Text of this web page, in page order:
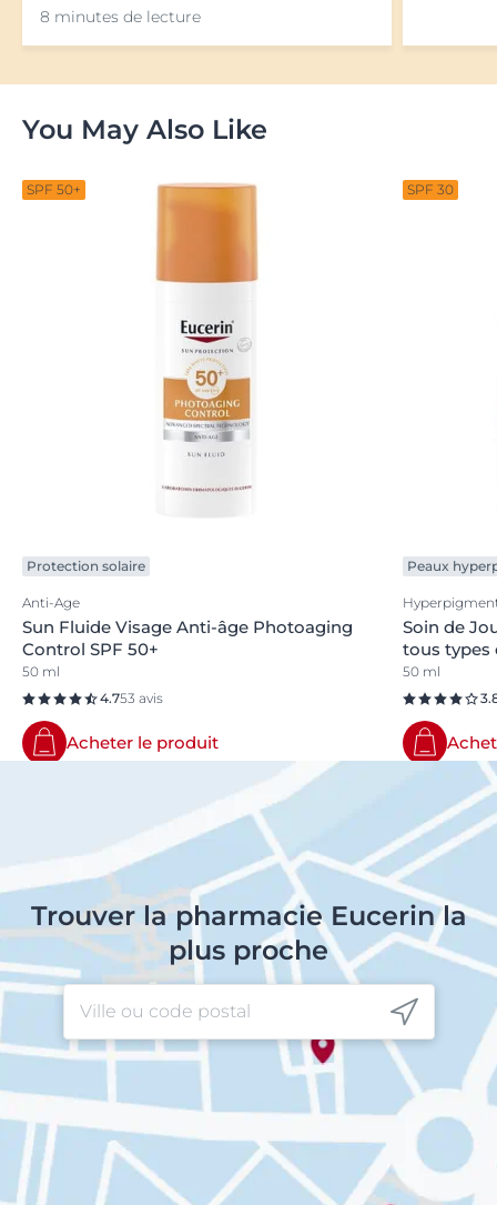
8 minutes de lecture
You May Also Like
SPF 50+
Protection solaire
Anti-Age
Sun Fluide Visage Anti-âge Photoaging
Control SPF 50+
50 ml
4.753 avis
Acheter le produit
SPF 30
Peaux
Soin de
tous types
50 ml
Trouver la pharmacie Eucerin la
plus proche